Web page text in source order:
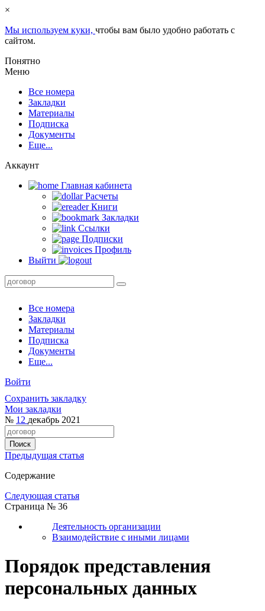
×
Мы используем куки, чтобы вам было удобно работать с
сайтом.
Понятно
Меню
Все номера
Закладки
Материалы
Подписка
Документы
Еще...
Аккаунт
Главная кабинета
Расчеты
Книги
Закладки
Ссылки
Подписки
Профиль
Выйти
Все номера
Закладки
Материалы
Подписка
Документы
Еще...
Войти
Сохранить закладку
Мои закладки
№ 12 декабрь 2021
Предыдущая статья
Содержание
Следующая статья
Страница № 36
Деятельность организации
Взаимодействие с иными лицами
Порядок представления
персональных данных